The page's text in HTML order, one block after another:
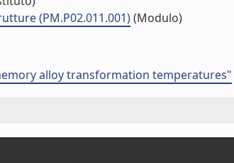
(PM.P02.011.001)(Modulo)
alloy transformation temperatures"